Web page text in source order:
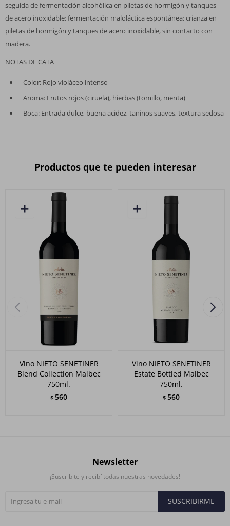
seguida de fermentación alcohólica en piletas de hormigón y tanques
de acero inoxidable; fermentación maloláctica espontánea; crianza en
piletas de hormigón y tanques de acero inoxidable, sin contacto con
madera.
NOTAS DE CATA
Color: Rojo violáceo intenso
Aroma: Frutos rojos (ciruela), hierbas (tomillo, menta)
Boca: Entrada dulce, buena acidez, taninos suaves, textura sedosa
Productos que te pueden interesar
Vino NIETO SENETINER
Blend Collection Malbec
750ml.
$ 560
Vino NIETO SENETINER
Estate Bottled Malbec
750ml.
$ 560
Newsletter
¡Suscribite y recibí todas nuestras novedades!
SUSCRIBIRME